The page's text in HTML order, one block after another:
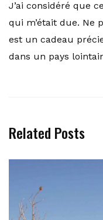
J’ai considéré que
qui m’était due. Ne
est un cadeau
dans un pays
Related Posts